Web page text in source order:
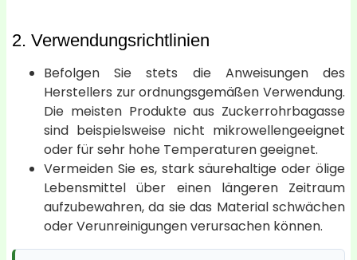
2. Verwendungsrichtlinien
Befolgen Sie stets die Anweisungen des
Herstellers zur ordnungsgemäßen Verwendung.
Die meisten Produkte aus Zuckerrohrbagasse
sind beispielsweise nicht mikrowellengeeignet
oder für sehr hohe Temperaturen geeignet.
Vermeiden Sie es, stark säurehaltige oder ölige
Lebensmittel über einen längeren Zeitraum
aufzubewahren, da sie das Material schwächen
oder Verunreinigungen verursachen können.